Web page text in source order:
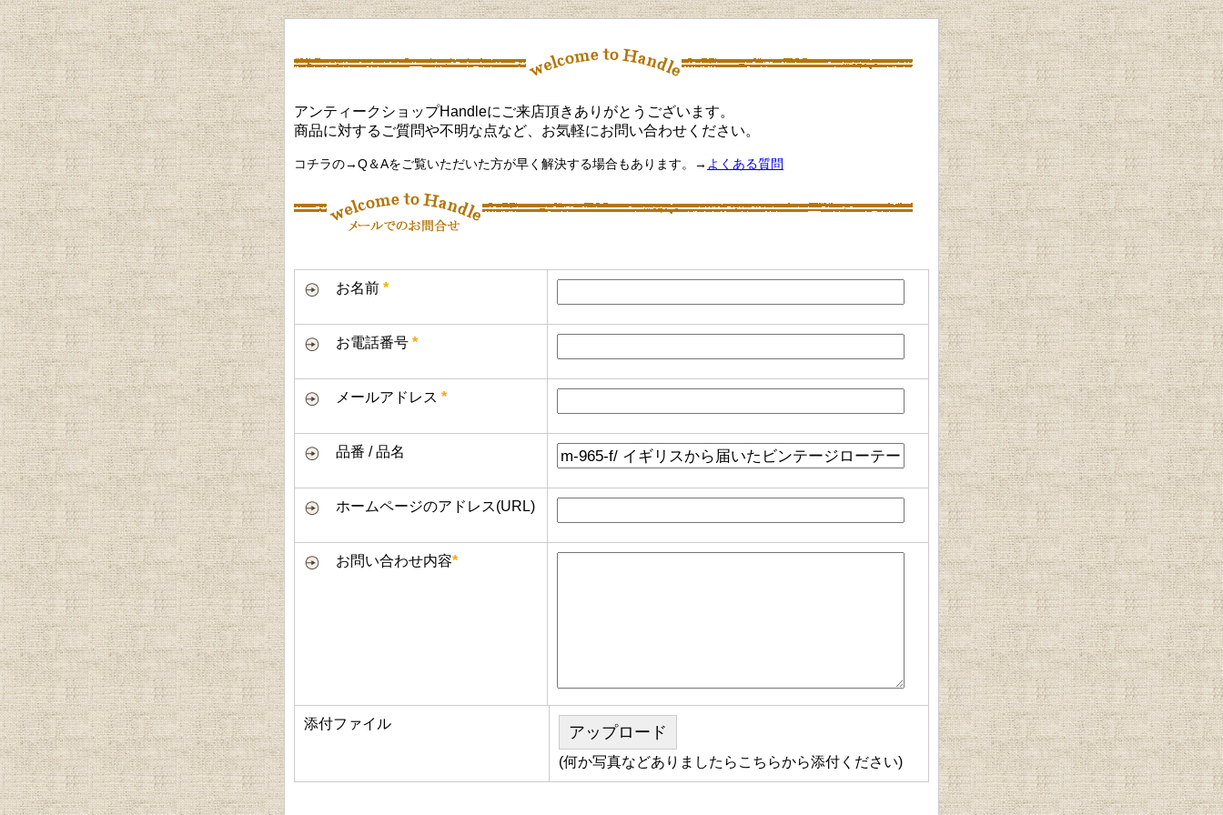
アンティークショップHandleにご来店頂きありがとうございます。
商品に対するご質問や不明な点など、お気軽にお問い合わせください。
コチラの→Q＆Aをご覧いただいた方が早く解決する場合もあります。→ よくある質問
お名前 *
お電話番号 *
メールアドレス *
品番 / 品名
ホームページのアドレス(URL)
お問い合わせ内容*
添付ファイル アップロード
(何か写真などありましたらこちらから添付ください)